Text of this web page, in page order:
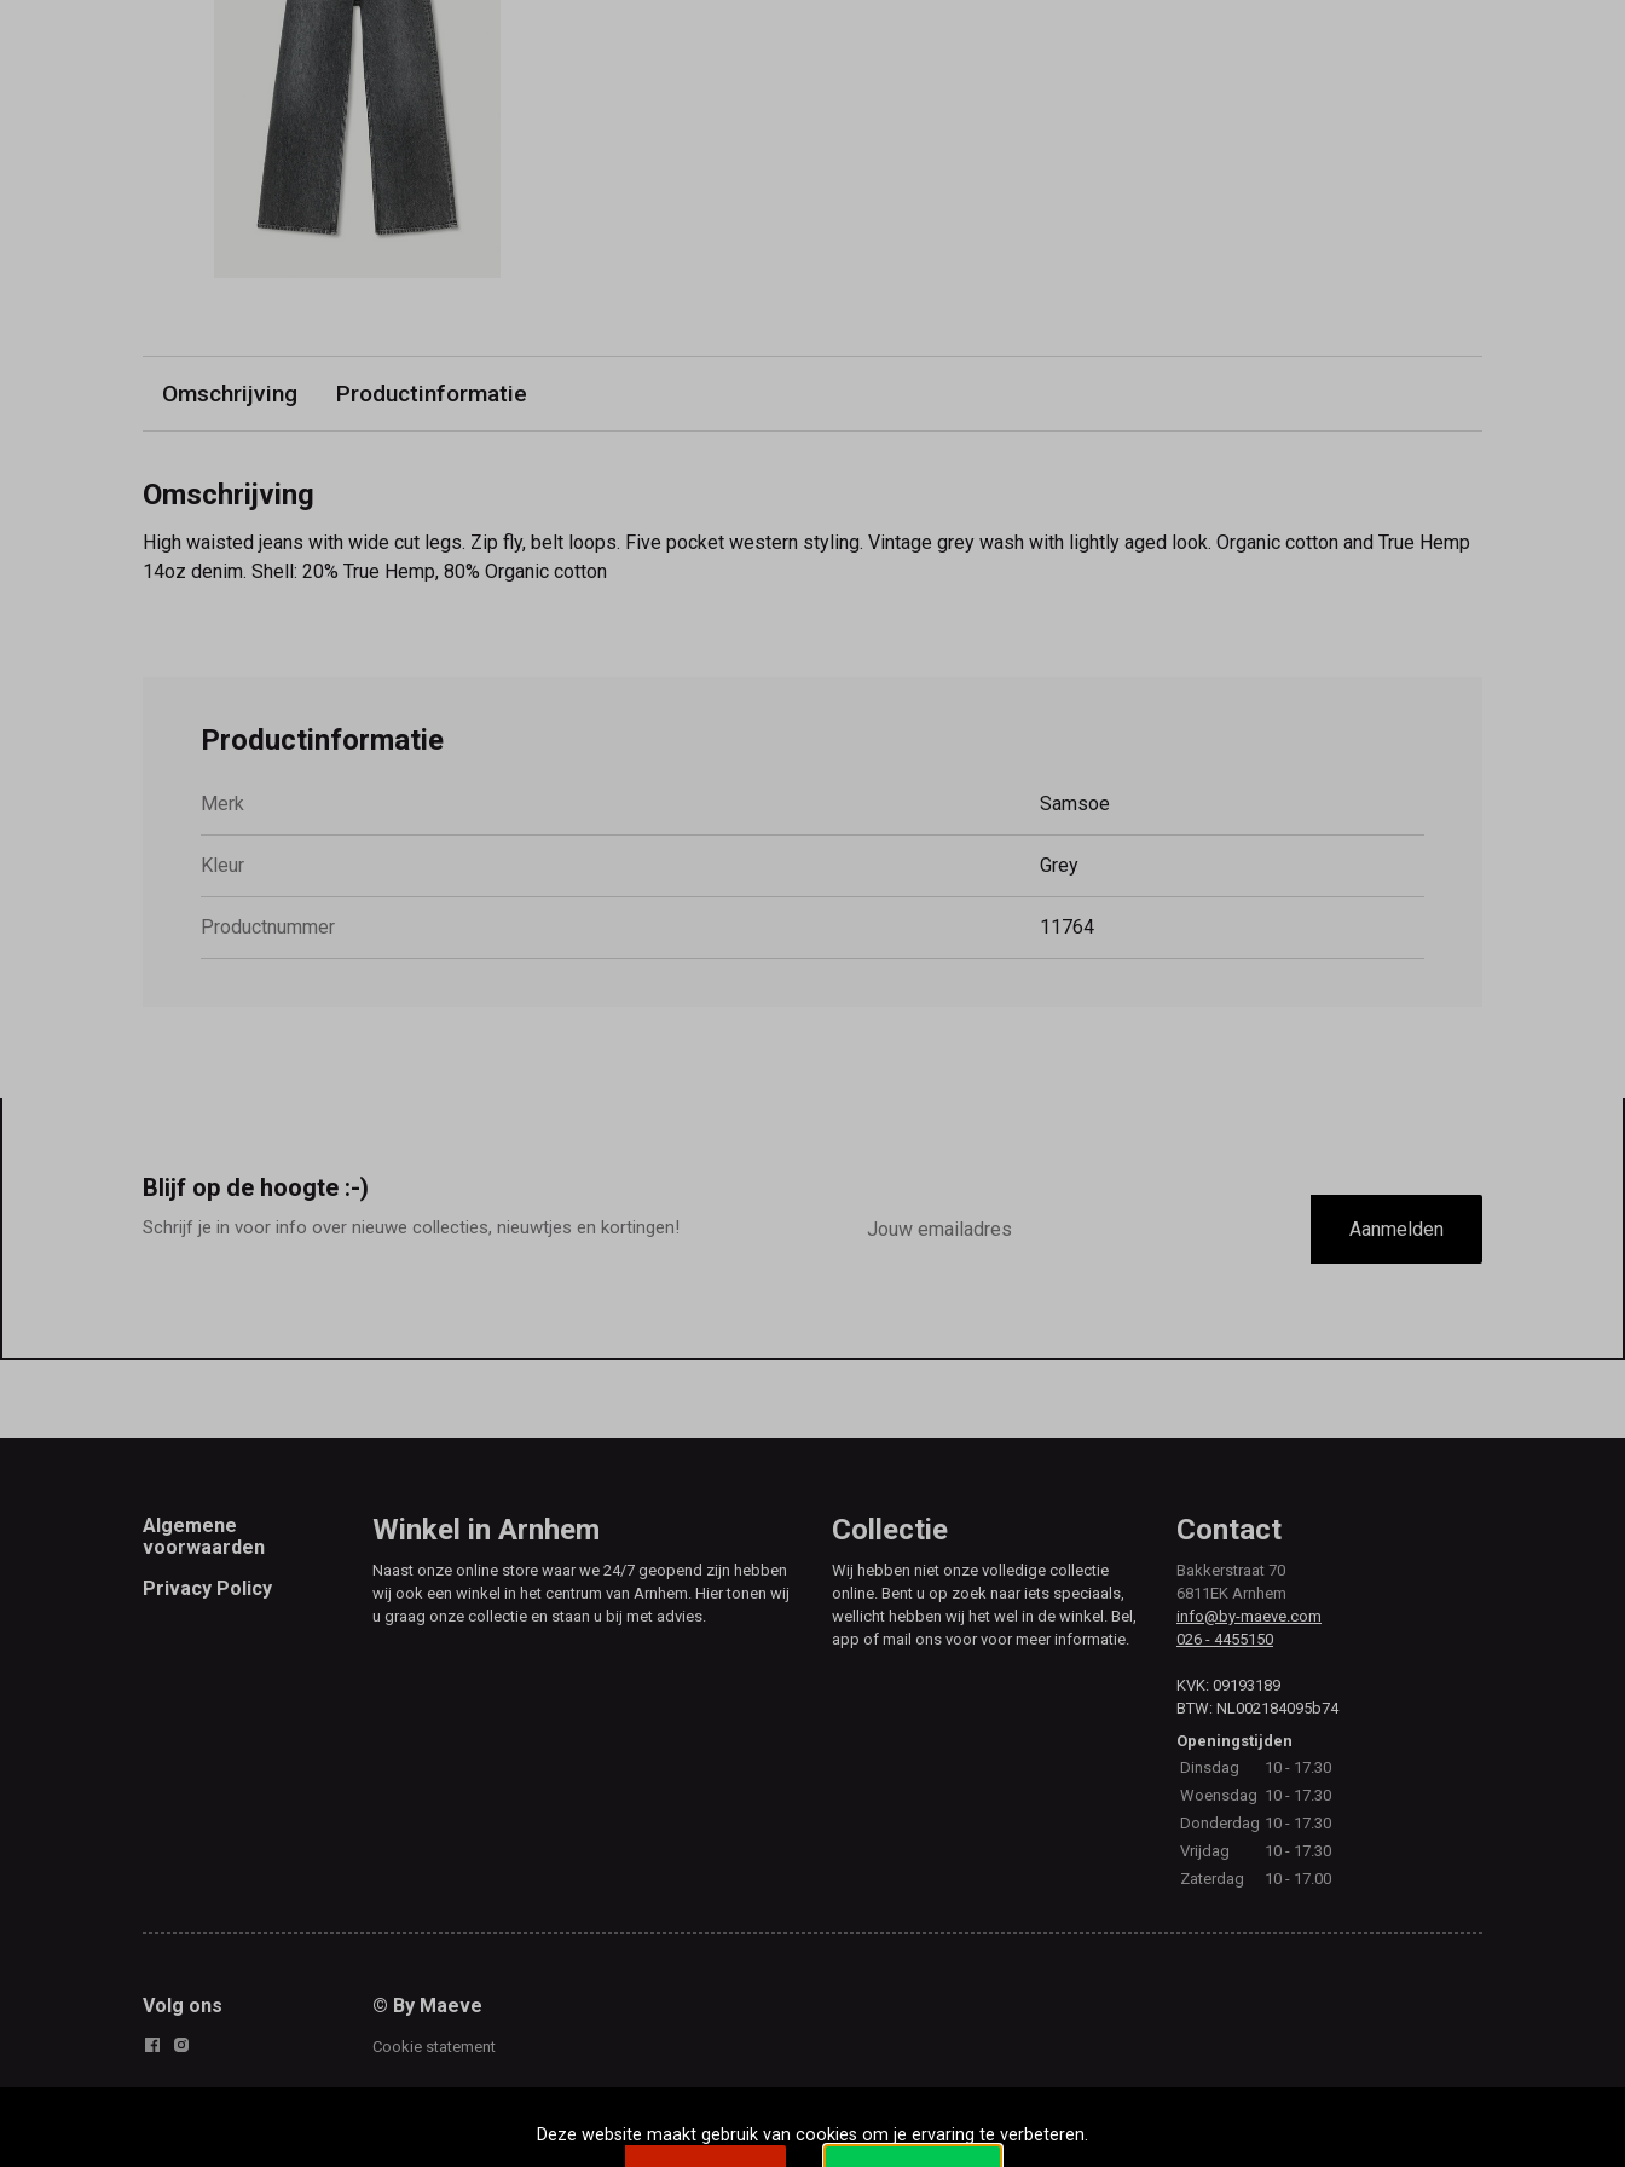
Omschrijving Productinformatie
Omschrijving
High waisted jeans with wide cut legs. Zip fly, belt loops. Five pocket western styling. Vintage grey wash with lightly aged look. Organic cotton and True Hemp
14oz denim. Shell: 20% True Hemp, 80% Organic cotton
Productinformatie
Merk Samsoe
Kleur Grey
Productnummer 11764
Blijf op de hoogte :-)
Schrijf je in voor info over nieuwe collecties, nieuwtjes en kortingen!
mailadres
Aanmelden
Footer
Algemene
voorwaarden
Privacy Policy
Winkel in Arnhem
Naast onze online store waar we 24/7 geopend zijn hebben
wij ook een winkel in het centrum van Arnhem. Hier tonen wij
u graag onze collectie en staan u bij met advies.
Collectie
Wij hebben niet onze volledige collectie
online. Bent u op zoek naar iets speciaals,
wellicht hebben wij het wel in de winkel. Bel,
app of mail ons voor voor meer informatie.
Contact
Bakkerstraat 70
6811EK Arnhem
info@by-maeve.com
026 - 4455150
KVK: 09193189
BTW: NL002184095b74
Openingstijden
Dinsdag
10 - 17.30
Woensdag 10 - 17.30
Donderdag 10 - 17.30
Vrijdag
10 - 17.30
Zaterdag
10 - 17.00
Volg ons © By Maeve
Cookie statement
Deze website maakt gebruik van cookies om je ervaring te verbeteren.